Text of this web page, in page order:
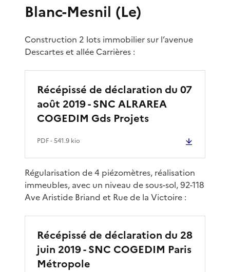
Blanc-Mesnil (Le)
Construction 2 lots immobilier sur l’avenue
Descartes et allée Carrières :
Récépissé de déclaration du 07
août 2019 - SNC ALRAREA
COGEDIM Gds Projets
PDF- 541.9 kio
Régularisation de 4 piézomètres, réalisation
immeubles, avec un niveau de sous-sol, 92-118
Ave Aristide Briand et Rue de la Victoire :
Récépissé de déclaration du 28
juin 2019 - SNC COGEDIM Paris
Métropole